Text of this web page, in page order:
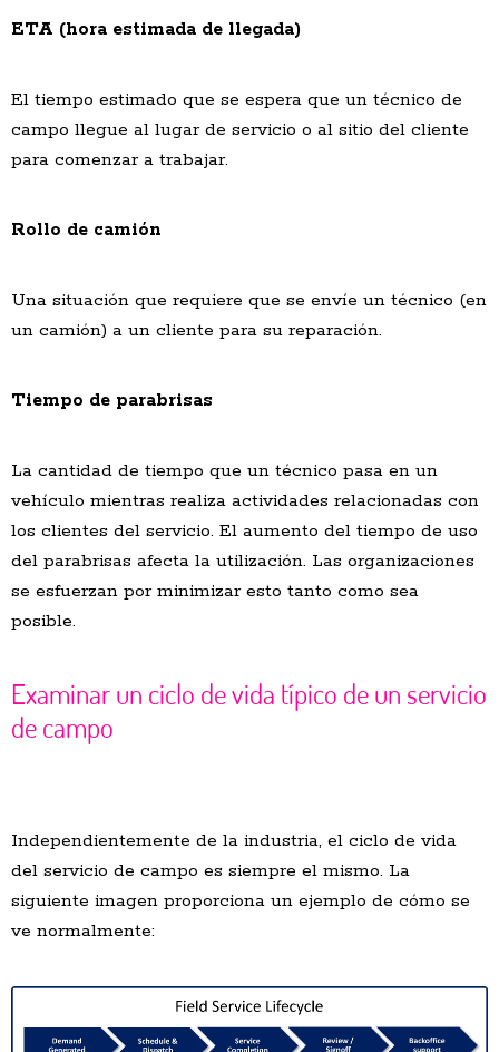
ETA (hora estimada de llegada)
El tiempo estimado que se espera que un técnico de
campo llegue al lugar de servicio o al sitio del cliente
para comenzar a trabajar.
Rollo de camión
Una situación que requiere que se envíe un técnico (en
un camión) a un cliente para su reparación.
Tiempo de parabrisas
La cantidad de tiempo que un técnico pasa en un
vehículo mientras realiza actividades relacionadas con
los clientes del servicio. El aumento del tiempo de uso
del parabrisas afecta la utilización. Las organizaciones
se esfuerzan por minimizar esto tanto como sea
posible.
Examinar un ciclo de vida típico de un servicio
de campo
Independientemente de la industria, el ciclo de vida
del servicio de campo es siempre el mismo. La
siguiente imagen proporciona un ejemplo de cómo se
ve normalmente: